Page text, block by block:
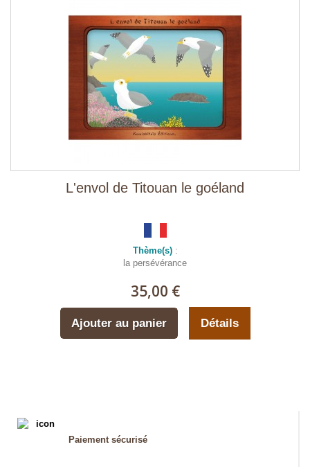
L'envol de Titouan le goéland
Thème(s):
la persévérance
35,00 €
Ajouter au panier Détails
Paiement sécurisé